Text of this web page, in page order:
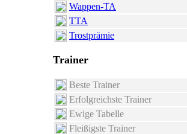
Wappen-TA
TTA
Trostprämie
Trainer
Beste Trainer
Erfolgreichste Trainer
Ewige Tabelle
Fleißigste Trainer